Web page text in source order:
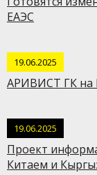
ЕАЭС
19.06.2025
АРИВИСТ ГК на
19.06.2025
Проект
Китаем и